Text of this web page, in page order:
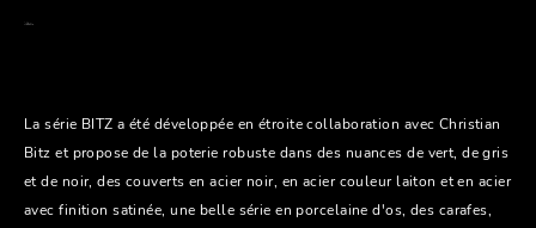
La série BITZ a été développée en étroite collaboration avec Christian
Bitz et propose de la poterie robuste dans des nuances de vert, de gris
et de noir, des couverts en acier noir, en acier couleur laiton et en acier
avec finition satinée, une belle série en porcelaine d'os, des carafes,